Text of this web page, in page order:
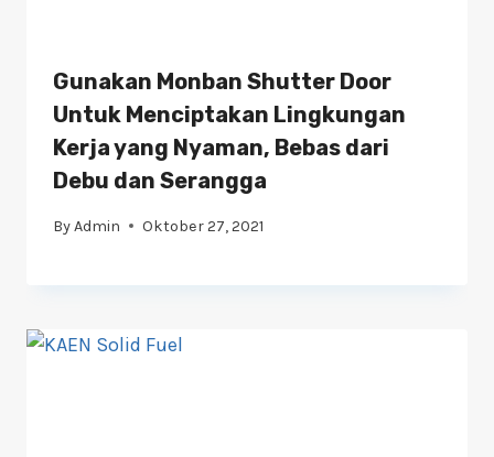
Gunakan Monban Shutter Door
Untuk Menciptakan Lingkungan
Kerja yang Nyaman, Bebas dari
Debu dan Serangga
ByAdmin Oktober 27, 2021